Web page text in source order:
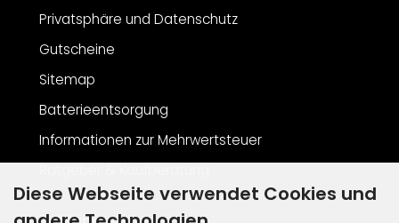
Privatsphäre und Datenschutz
Gutscheine
Sitemap
Batterieentsorgung
Informationen zur Mehrwertsteuer
Diese Webseite verwendet Cookies und